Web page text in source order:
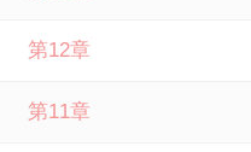
第12章
第11章